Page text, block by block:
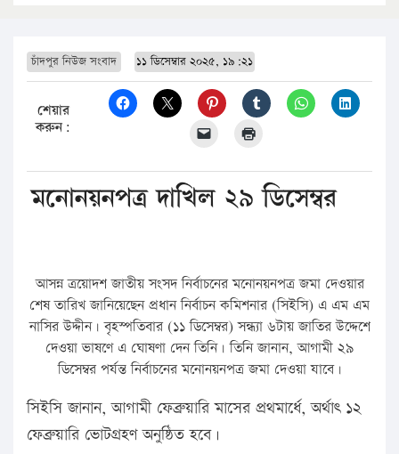
চাঁদপুর নিউজ সংবাদ ১১ ডিসেম্বার ২০২৫, ১৯:২১
শেয়ার
করুন:
মনোনয়নপত্র দাখিল ২৯ ডিসেম্বর
আসন্ন ত্রয়োদশ জাতীয় সংসদ নির্বাচনের মনোনয়নপত্র জমা দেওয়ার
শেষ তারিখ জানিয়েছেন প্রধান নির্বাচন কমিশনার (সিইসি) এ এম এম
নাসির উদ্দীন। বৃহস্পতিবার (১১ ডিসেম্বর) সন্ধ্যা ৬টায় জাতির উদ্দেশে
দেওয়া ভাষণে এ ঘোষণা দেন তিনি। তিনি জানান, আগামী ২৯
ডিসেম্বর পর্যন্ত নির্বাচনের মনোনয়নপত্র জমা দেওয়া যাবে।
সিইসি জানান, আগামী ফেব্রুয়ারি মাসের প্রথমার্ধে, অর্থাৎ ১২
ফেব্রুয়ারি ভোটগ্রহণ অনুষ্ঠিত হবে।